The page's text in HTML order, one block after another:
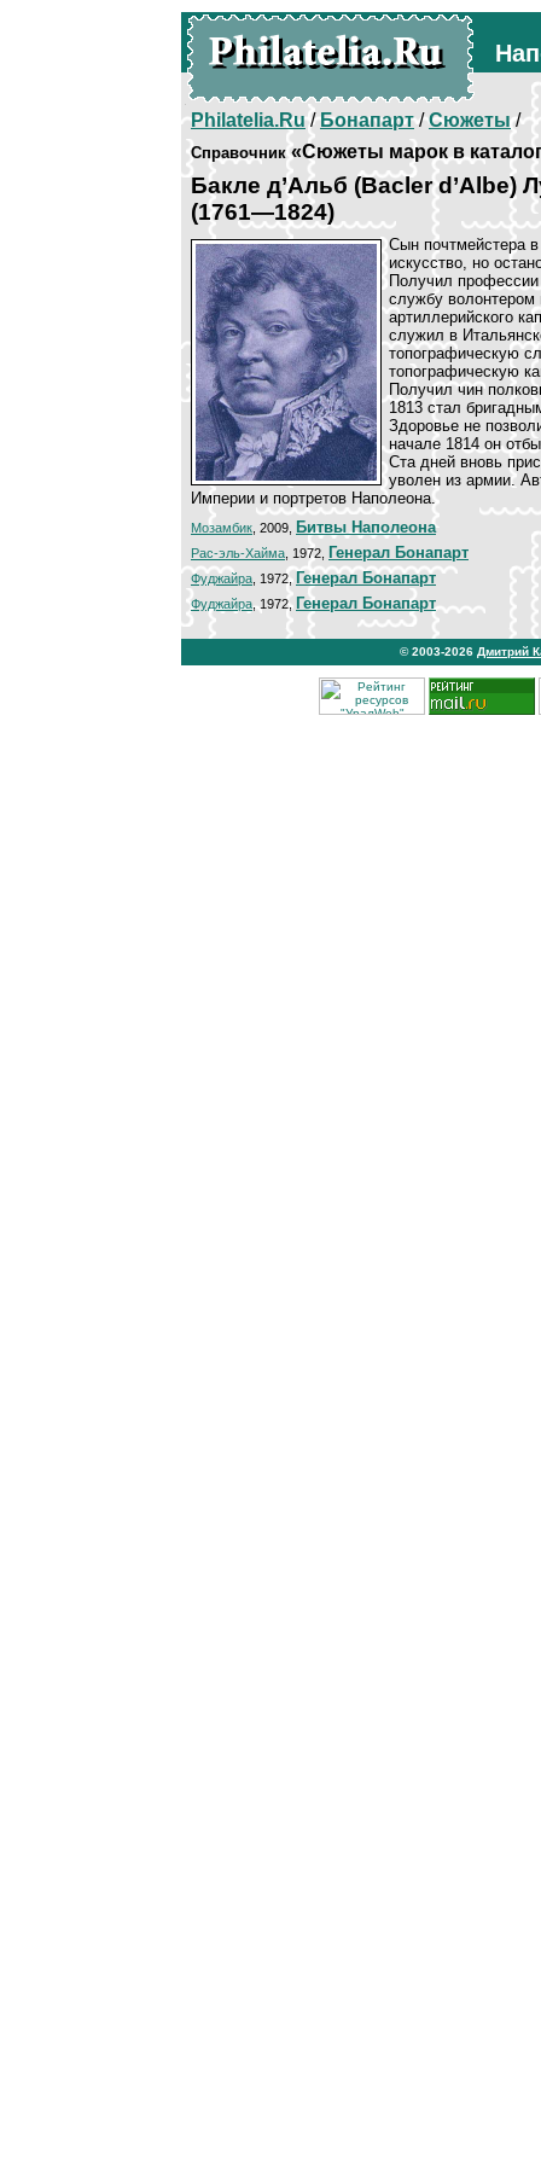
Philatelia.Ru/Бонапарт/Сюжеты/
Справочник«Сюжеты марок в
Бакле д’Альб (Bacler d’Albe)
(1761—1824)
Сын почтмейстера
искусство, но
Получил
службу
артиллерийского
служил в
топографическую
топографическую
Получил чин
1813 стал
Здоровье не
начале 1814 он
Ста дней вновь
уволен из армии.
Империи и портретов Наполеона.
Мозамбик , 2009, Битвы Наполеона
Рас-эль-Хайма , 1972, Генерал Бонапарт
Фуджайра , 1972, Генерал Бонапарт
Фуджайра, 1972, Генерал Бонапарт
© 2003-2026 Дмитрий